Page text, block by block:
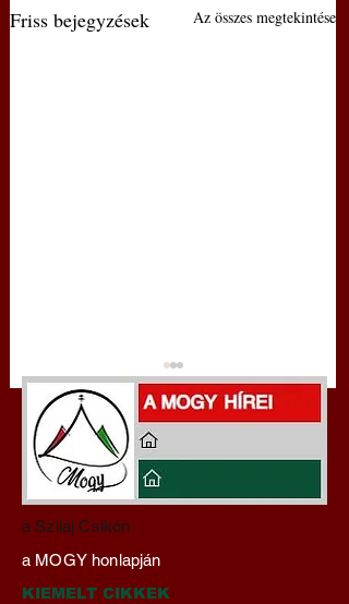
Friss bejegyzések Az összes megtekintése
Miért tabu Fauci
büntetőjogi felelősségre
vonása
a Szilaj Csikón
a MOGY honlapján
KIEMELT CIKKEK